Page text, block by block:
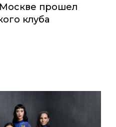
Москве прошел
клуба